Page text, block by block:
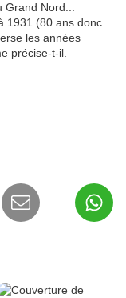
Nord...
1931 (80 ans donc
les années
précise-t-il.